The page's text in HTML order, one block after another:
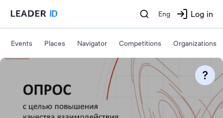
Eng Log in
Events Places Navigator Competitions Organizations